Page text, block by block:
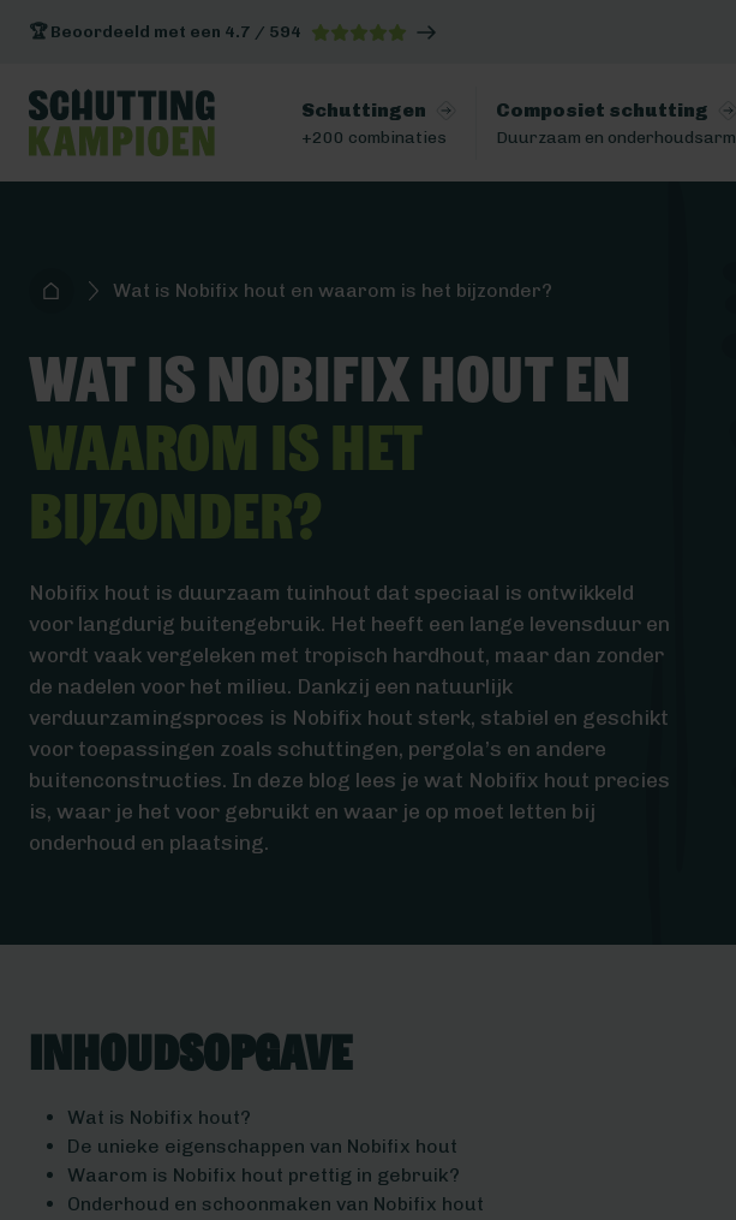
🏆 Beoordeeld met een 4.7 / 594
Schuttingen
+200 combinaties
Composiet schutting
Duurzaam en onderhoudsarm
Wat is Nobifix hout en waarom is het bijzonder?
Wat is Nobifix hout en
waarom is het
bijzonder?
Nobifix hout is duurzaam tuinhout dat speciaal is ontwikkeld
voor langdurig buitengebruik. Het heeft een lange levensduur en
wordt vaak vergeleken met tropisch hardhout, maar dan zonder
de nadelen voor het milieu. Dankzij een natuurlijk
verduurzamingsproces is Nobifix hout sterk, stabiel en geschikt
voor toepassingen zoals schuttingen, pergola’s en andere
buitenconstructies. In deze blog lees je wat Nobifix hout precies
is, waar je het voor gebruikt en waar je op moet letten bij
onderhoud en plaatsing.
Inhoudsopgave
Wat is Nobifix hout?
De unieke eigenschappen van Nobifix hout
Waarom is Nobifix hout prettig in gebruik?
Onderhoud en schoonmaken van Nobifix hout